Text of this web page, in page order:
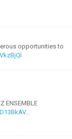
opportunities to
ENSEMBLE